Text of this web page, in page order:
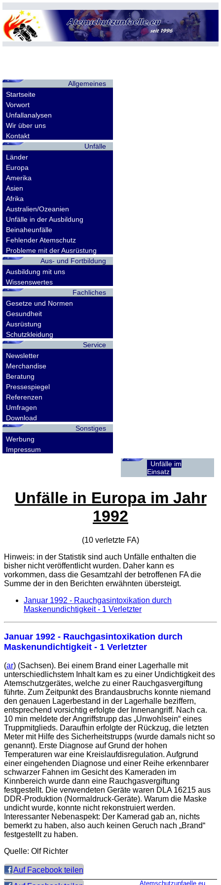
Allgemeines
Startseite
Vorwort
Unfallanalysen
Wir über uns
Kontakt
Unfälle
Länder
Europa
Amerika
Asien
Afrika
Australien/Ozeanien
Unfälle in der Ausbildung
Beinaheunfälle
Fehlender Atemschutz
Probleme mit der Ausrüstung
Aus- und Fortbildung
Ausbildung mit uns
Wissenswertes
Fachliches
Gesetze und Normen
Gesundheit
Ausrüstung
Schutzkleidung
Service
Newsletter
Merchandise
Beratung
Pressespiegel
Referenzen
Umfragen
Download
Sonstiges
Werbung
Impressum
Unfälle im
Einsatz
Unfälle in Europa im Jahr
1992
(10 verletzte FA)
Hinweis: in der Statistik sind auch Unfälle enthalten die
bisher nicht veröffentlicht wurden. Daher kann es
vorkommen, dass die Gesamtzahl der betroffenen FAdie
Summe der in den Berichten erwähnten übersteigt.
Januar 1992 - Rauchgasintoxikation durch
Maskenundichtigkeit - 1 Verletzter
Januar 1992 - Rauchgasintoxikation durch
Maskenundichtigkeit - 1 Verletzter
(ar) (Sachsen). Bei einem Brand einer Lagerhalle mit
unterschiedlichstem Inhalt kam es zu einer Undichtigkeit des
Atemschutzgerätes, welche zu einer Rauchgasvergiftung
führte. Zum Zeitpunkt des Brandausbruchs konnte niemand
den genauen Lagerbestand in der Lagerhalle beziffern,
entsprechend vorsichtig erfolgte der Innenangriff. Nach ca.
10 min meldete der Angriffstrupp das „Unwohlsein“ eines
Truppmitglieds. Daraufhin erfolgte der Rückzug, die letzten
Meter mit Hilfe des Sicherheitstrupps (wurde damals nicht so
genannt). Erste Diagnose auf Grund der hohen
Temperaturen war eine Kreislaufdisregulation. Aufgrund
einer eingehenden Diagnose und einer Reihe erkennbarer
schwarzer Fahnen im Gesicht des Kameraden im
Kinnbereich wurde dann eine Rauchgasvergiftung
festgestellt. Die verwendeten Geräte waren DLA 16215 aus
DDR-Produktion (Normaldruck-Geräte). Warum die Maske
undicht wurde, konnte nicht rekonstruiert werden.
Interessanter Nebenaspekt: Der Kamerad gab an, nichts
bemerkt zu haben, also auch keinen Geruch nach „Brand“
festgestellt zu haben.
Quelle: Olf Richter
Auf Facebook teilen
Atemschutzunfaelle.eu